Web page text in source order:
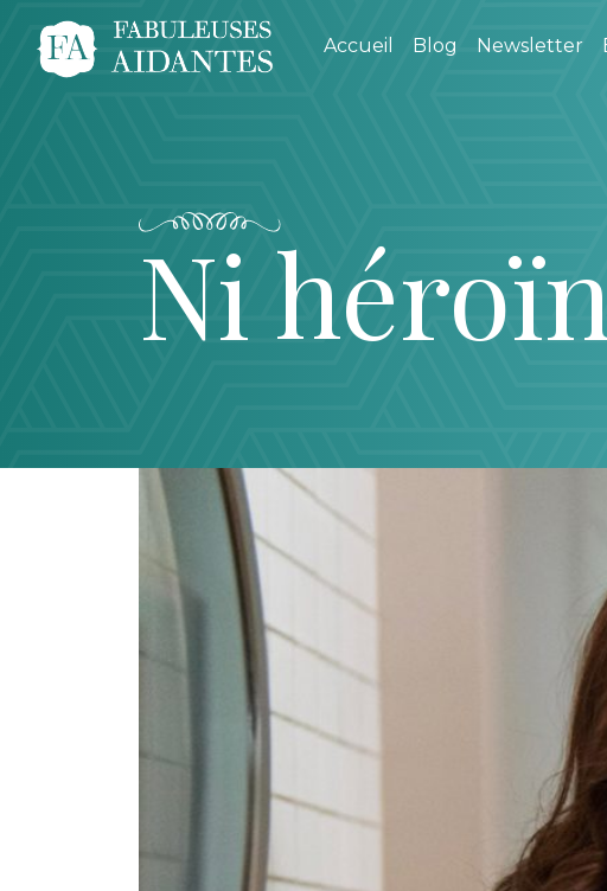
Accueil Blog Newsletter
Ni